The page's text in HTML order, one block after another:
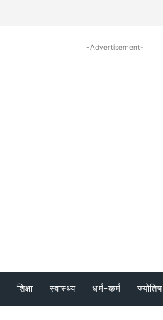
-Advertisement-
शिक्षा स्वास्थ्य धर्म-कर्म ज्योतिष